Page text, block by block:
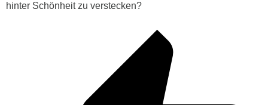
hinter Schönheit zu verstecken?